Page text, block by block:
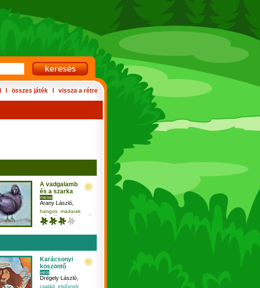
összes játék vissza a rétre
A vadgalamb
és a szarka
mese
Arany László
Pogány Judit
hangos madarak
másodikosnak
olvasás
Karácsonyi
köszöntő
vers
Drégely László
Jancsó Virág
család
elsősnek